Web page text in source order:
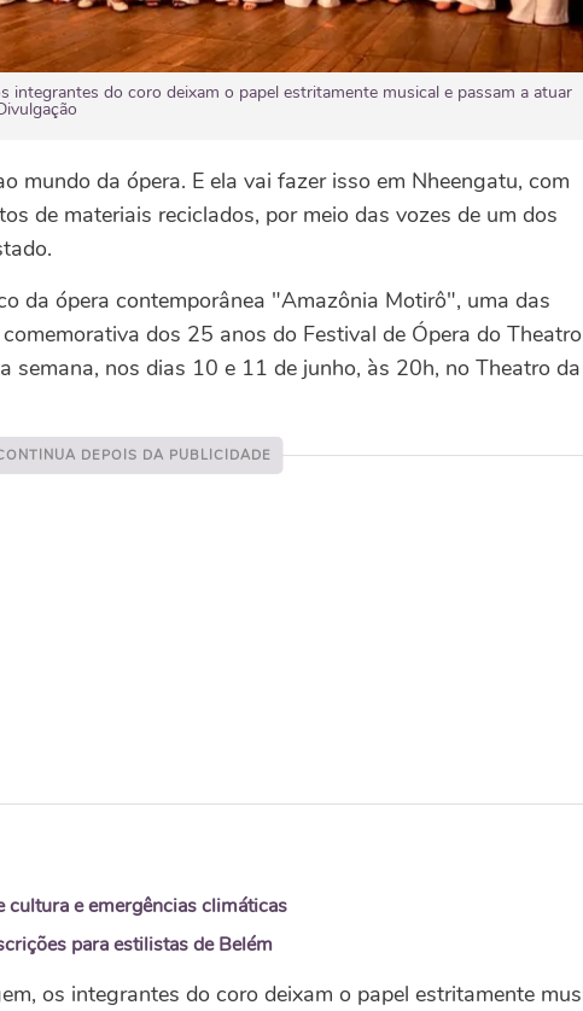
integrantes do coro deixam o papel estritamente musical e passam a atuar
mundo da ópera. E ela vai fazer isso em Nheengatu, com
de materiais reciclados, por meio das vozes de um dos
da ópera contemporânea "Amazônia Motirô", uma das
dos 25 anos do Festival de Ópera do
semana, nos dias 10 e 11 de junho, às 20h, no Theatro da
cultura e emergências climáticas
para estilistas de Belém
os integrantes do coro deixam o papel estritamente